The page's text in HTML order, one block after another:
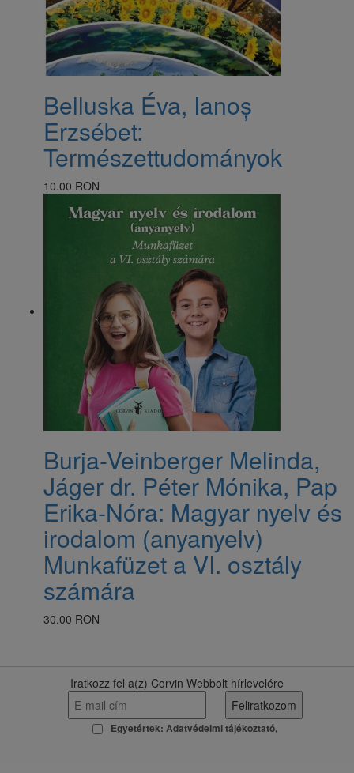
Belluska Éva, Ianoș
Erzsébet:
Természettudományok
10.00 RON
Burja-Veinberger Melinda,
Jáger dr. Péter Mónika, Pap
Erika-Nóra: Magyar nyelv és
irodalom (anyanyelv)
Munkafüzet a VI. osztály
számára
30.00 RON
Iratkozz fel a(z) Corvin Webbolt hírlevelére
Egyetértek: Adatvédelmi tájékoztató